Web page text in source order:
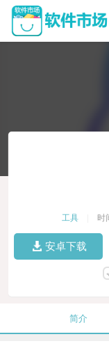
工具 时
安卓下载
简介